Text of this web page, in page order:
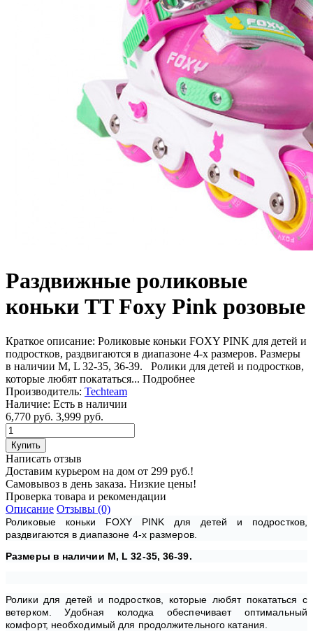
Раздвижные роликовые
коньки TT Foxy Pink розовые
Краткое описание: Роликовые коньки FOXY PINK для детей и
подростков, раздвигаются в диапазоне 4-х размеров. Размеры
в наличии M, L 32-35, 36-39. Ролики для детей и подростков,
которые любят покататься... Подробнее
Производитель: Techteam
Наличие: Есть в наличии
6,770 руб. 3,999 руб.
Написать отзыв
Доставим курьером на дом от 299 руб.!
Самовывоз в день заказа. Низкие цены!
Проверка товара и рекомендации
Описание Отзывы (0)
Роликовые коньки FOXY PINK для детей и подростков,
раздвигаются в диапазоне 4-х размеров.
Размеры в наличии M, L 32-35, 36-39.
Ролики для детей и подростков, которые любят покататься с
ветерком. Удобная колодка обеспечивает оптимальный
комфорт, необходимый для продолжительного катания.